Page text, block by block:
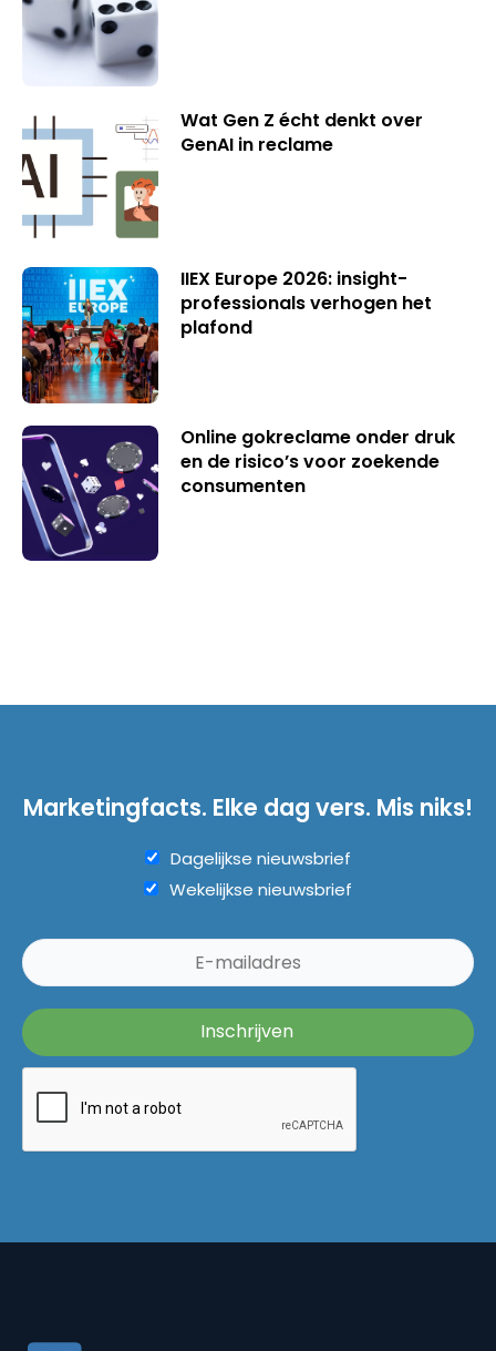
Wat Gen Z écht denkt over
GenAI in reclame
IIEX Europe 2026: insight-
professionals verhogen het
plafond
Online gokreclame onder druk
en de risico’s voor zoekende
consumenten
Marketingfacts. Elke dag vers. Mis niks!
Dagelijkse nieuwsbrief
Wekelijkse nieuwsbrief